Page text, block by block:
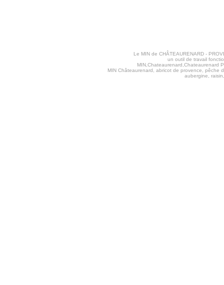
Le MIN de CHÂTEAURENARD -
un outil de travail
MIN,Chateaurenard,Chateaurenard
MIN Châteaurenard, abricot de provence, pêche
aubergine,